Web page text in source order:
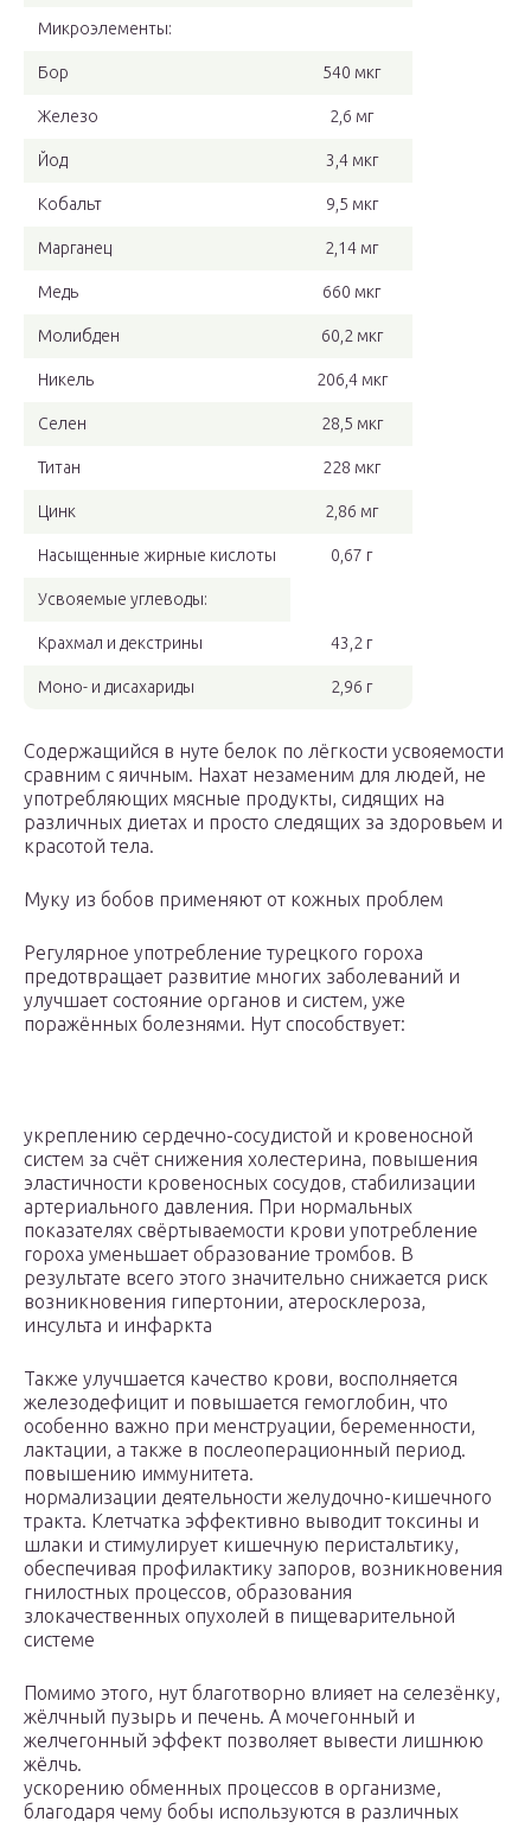
Микроэлементы:
Бор 540 мкг
Железо 2,6 мг
Йод 3,4 мкг
Кобальт 9,5 мкг
Марганец 2,14 мг
Медь 660 мкг
Молибден 60,2 мкг
Никель 206,4 мкг
Селен 28,5 мкг
Титан 228 мкг
Цинк 2,86 мг
Насыщенные жирные кислоты 0,67 г
Усвояемые углеводы:
Крахмал и декстрины 43,2 г
Моно- и дисахариды 2,96 г
Содержащийся в нуте белок по лёгкости усвояемости
сравним с яичным. Нахат незаменим для людей, не
употребляющих мясные продукты, сидящих на
различных диетах и просто следящих за здоровьем и
красотой тела.
Муку из бобов применяют от кожных проблем
Регулярное употребление турецкого гороха
предотвращает развитие многих заболеваний и
улучшает состояние органов и систем, уже
поражённых болезнями. Нут способствует:
укреплению сердечно-сосудистой и кровеносной
систем за счёт снижения холестерина, повышения
эластичности кровеносных сосудов, стабилизации
артериального давления. При нормальных
показателях свёртываемости крови употребление
гороха уменьшает образование тромбов. В
результате всего этого значительно снижается риск
возникновения гипертонии, атеросклероза,
инсульта и инфаркта
Также улучшается качество крови, восполняется
железодефицит и повышается гемоглобин, что
особенно важно при менструации, беременности,
лактации, а также в послеоперационный период.
повышению иммунитета.
нормализации деятельности желудочно-кишечного
тракта. Клетчатка эффективно выводит токсины и
шлаки и стимулирует кишечную перистальтику,
обеспечивая профилактику запоров, возникновения
гнилостных процессов, образования
злокачественных опухолей в пищеварительной
системе
Помимо этого, нут благотворно влияет на селезёнку,
жёлчный пузырь и печень. А мочегонный и
желчегонный эффект позволяет вывести лишнюю
жёлчь.
ускорению обменных процессов в организме,
благодаря чему бобы используются в различных